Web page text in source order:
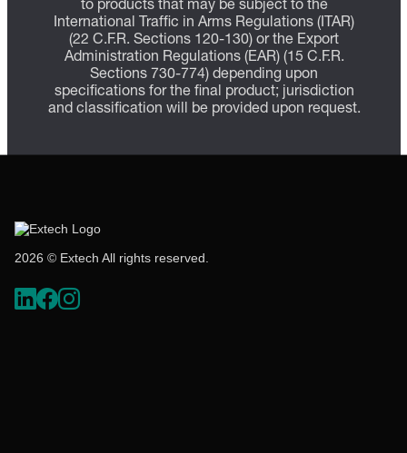
to products that may be subject to the
International Traffic in Arms Regulations (ITAR)
(22 C.F.R. Sections 120-130) or the Export
Administration Regulations (EAR) (15 C.F.R.
Sections 730-774) depending upon
specifications for the final product; jurisdiction
and classification will be provided upon request.
2026 © Extech All rights reserved.